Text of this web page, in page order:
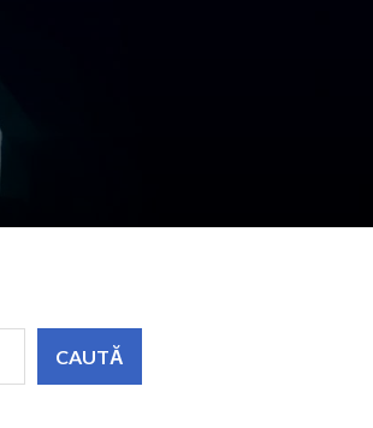
CAUTĂ